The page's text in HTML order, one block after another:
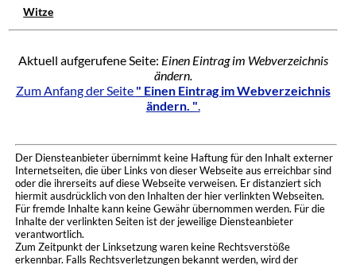
Witze
Aktuell aufgerufene Seite: Einen Eintrag im Webverzeichnis
ändern.
Zum Anfang der Seite " Einen Eintrag im Webverzeichnis
ändern. ".
Der Diensteanbieter übernimmt keine Haftung für den Inhalt externer
Internetseiten, die über Links von dieser Webseite aus erreichbar sind
oder die ihrerseits auf diese Webseite verweisen. Er distanziert sich
hiermit ausdrücklich von den Inhalten der hier verlinkten Webseiten.
Für fremde Inhalte kann keine Gewähr übernommen werden. Für die
Inhalte der verlinkten Seiten ist der jeweilige Diensteanbieter
verantwortlich.
Zum Zeitpunkt der Linksetzung waren keine Rechtsverstöße
erkennbar. Falls Rechtsverletzungen bekannt werden, wird der